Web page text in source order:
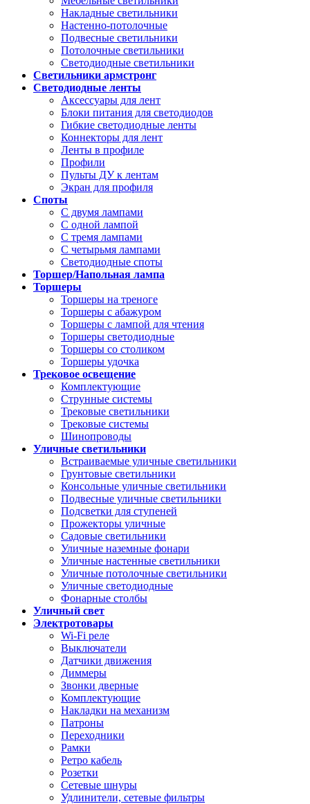
Накладные светильники
Настенно-потолочные
Подвесные светильники
Потолочные светильники
Светодиодные светильники
Светильники армстронг
Светодиодные ленты
Аксессуары для лент
Блоки питания для светодиодов
Гибкие светодиодные ленты
Коннекторы для лент
Ленты в профиле
Профили
Пульты ДУ к лентам
Экран для профиля
Споты
С двумя лампами
С одной лампой
С тремя лампами
С четырьмя лампами
Светодиодные споты
Торшер/Напольная лампа
Торшеры
Торшеры на треноге
Торшеры с абажуром
Торшеры с лампой для чтения
Торшеры светодиодные
Торшеры со столиком
Торшеры удочка
Трековое освещение
Комплектующие
Струнные системы
Трековые светильники
Трековые системы
Шинопроводы
Уличные светильники
Встраиваемые уличные светильники
Грунтовые светильники
Консольные уличные светильники
Подвесные уличные светильники
Подсветки для ступеней
Прожекторы уличные
Садовые светильники
Уличные наземные фонари
Уличные настенные светильники
Уличные потолочные светильники
Уличные светодиодные
Фонарные столбы
Уличный свет
Электротовары
Wi-Fi реле
Выключатели
Датчики движения
Диммеры
Звонки дверные
Комплектующие
Накладки на механизм
Патроны
Переходники
Рамки
Ретро кабель
Розетки
Сетевые шнуры
Удлинители, сетевые фильтры